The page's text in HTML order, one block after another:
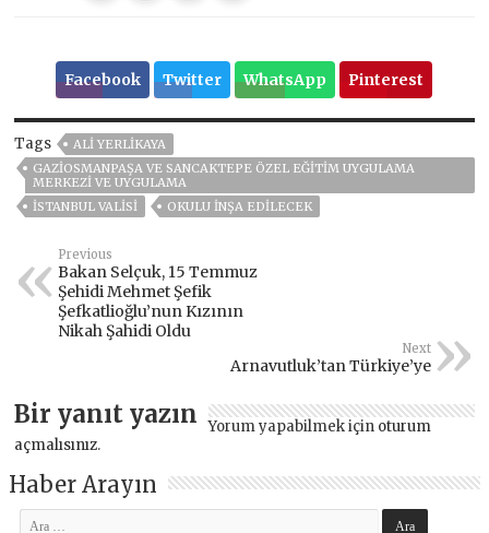
Facebook Twitter WhatsApp Pinterest
Tags
ALİ YERLİKAYA
GAZIOSMANPAŞA VE SANCAKTEPE ÖZEL EĞITIM UYGULAMA
MERKEZI VE UYGULAMA
İSTANBUL VALİSİ
OKULU İNŞA EDILECEK
Previous
Bakan Selçuk, 15 Temmuz
Şehidi Mehmet Şefik
Şefkatlioğlu’nun Kızının
Nikah Şahidi Oldu
Next
Arnavutluk’tan Türkiye’ye
Bir yanıt yazın Yorum yapabilmek için oturum
açmalısınız.
Haber Arayın